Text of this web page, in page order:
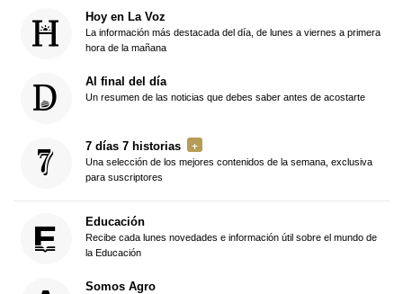
Hoy en La Voz
La información más destacada del día, de lunes a viernes a primera
hora de la mañana
Al final del día
Un resumen de las noticias que debes saber antes de acostarte
7 días 7 historias
Una selección de los mejores contenidos de la semana, exclusiva
para suscriptores
Educación
Recibe cada lunes novedades e información útil sobre el mundo de
la Educación
Somos Agro